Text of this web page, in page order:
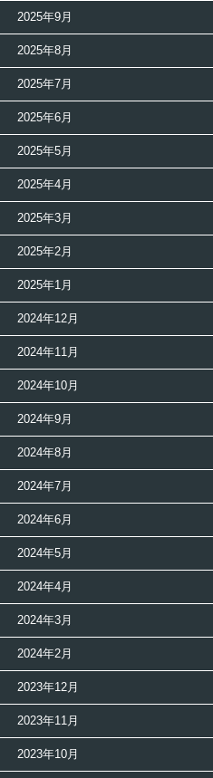
2025年9月
2025年8月
2025年7月
2025年6月
2025年5月
2025年4月
2025年3月
2025年2月
2025年1月
2024年12月
2024年11月
2024年10月
2024年9月
2024年8月
2024年7月
2024年6月
2024年5月
2024年4月
2024年3月
2024年2月
2023年12月
2023年11月
2023年10月